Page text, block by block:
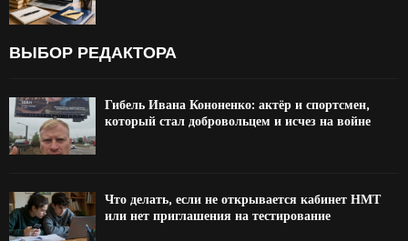
ВЫБОР РЕДАКТОРА
Гибель Ивана Кононенко: актёр и спортсмен,
который стал добровольцем и исчез на войне
Что делать, если не открывается кабинет НМТ
или нет приглашения на тестирование